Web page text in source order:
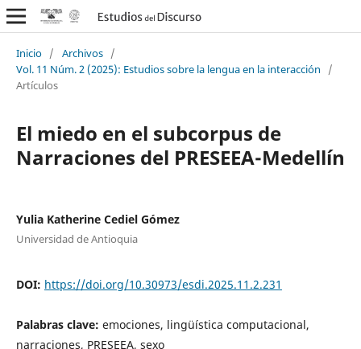
Inicio / Archivos /
Vol. 11 Núm. 2 (2025): Estudios sobre la lengua en la interacción
/
Artículos
El miedo en el subcorpus de
Narraciones del PRESEEA-Medellín
Yulia Katherine Cediel Gómez
Universidad de Antioquia
DOI: https://doi.org/10.30973/esdi.2025.11.2.231
Palabras clave: emociones, lingüística computacional,
narraciones, PRESEEA, sexo